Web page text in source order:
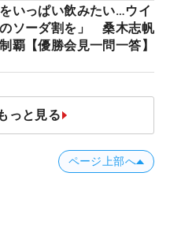
をいっぱい飲みたい…ウイ
ソーダ割を」 桑木志帆
覇【優勝会見一問一答】
っと見る
ページ上部へ